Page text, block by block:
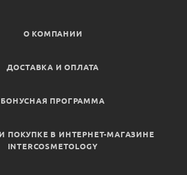
О КОМПАНИИ
ДОСТАВКА И ОПЛАТА
БОНУСНАЯ ПРОГРАММА
ПОКУПКЕ В ИНТЕРНЕТ-МАГАЗИНЕ
INTERCOSMETOLOGY